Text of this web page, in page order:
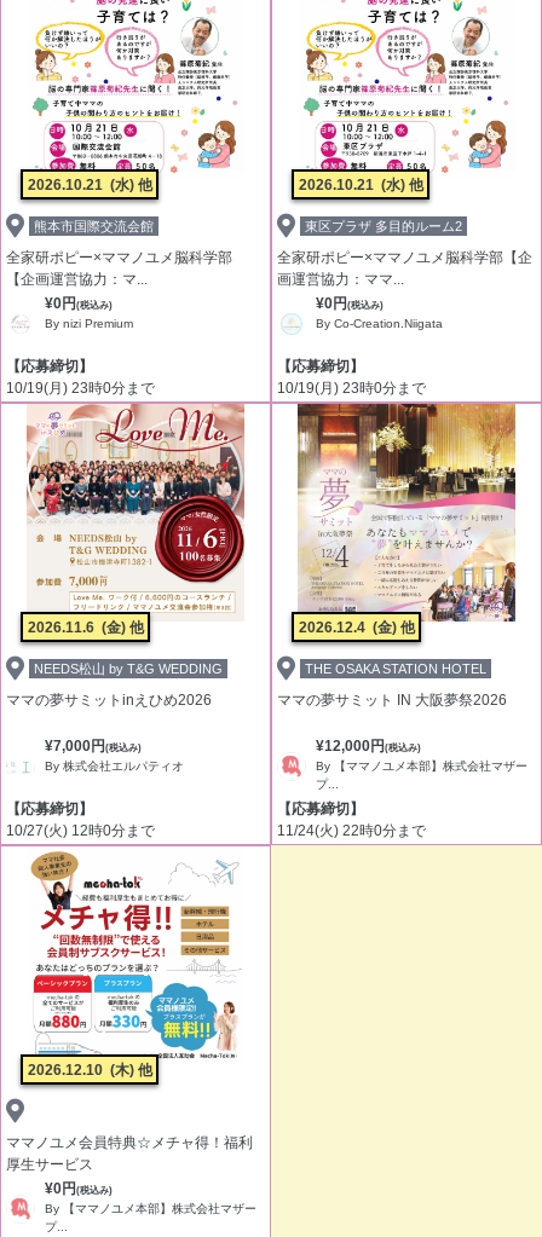
2026.10.21 (水) 他
熊本市国際交流会館
全家研ポピー×ママノユメ脳科学部
【企画運営協力：マ...
¥0円 (税込み)
By nizi Premium
【応募締切】
10/19(月) 23時0分まで
2026.10.21 (水) 他
東区プラザ 多目的ルーム2
全家研ポピー×ママノユメ脳科学部【企
画運営協力：ママ...
¥0円 (税込み)
By Co-Creation.Niigata
【応募締切】
10/19(月) 23時0分まで
2026.11.6 (金) 他
NEEDS松山 by T&G WEDDING
ママの夢サミットinえひめ2026
¥7,000円 (税込み)
By 株式会社エルパティオ
【応募締切】
10/27(火) 12時0分まで
2026.12.4 (金) 他
THE OSAKA STATION HOTEL
ママの夢サミット IN 大阪夢祭2026
¥12,000円 (税込み)
By 【ママノユメ本部】株式会社マザー
プ...
【応募締切】
11/24(火) 22時0分まで
2026.12.10 (木) 他
ママノユメ会員特典☆メチャ得！福利
厚生サービス
¥0円 (税込み)
By 【ママノユメ本部】株式会社マザー
プ...